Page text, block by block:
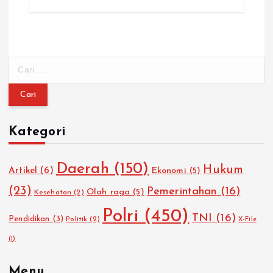
i
n
t
k
:
Kategori
Artikel (6) Daerah (150) Ekonomi (5) Hukum
(23)
Kesehatan (2) Olah raga (5) Pemerintahan (16)
Pendidikan (3) Politik (2) Polri (450) TNI (16) X-File
(1)